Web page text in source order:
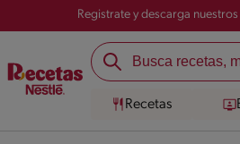
Registrate y descarga
Recetas